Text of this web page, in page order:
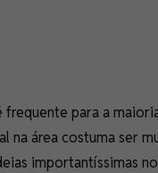
para a
na área costuma ser
importantíssimas